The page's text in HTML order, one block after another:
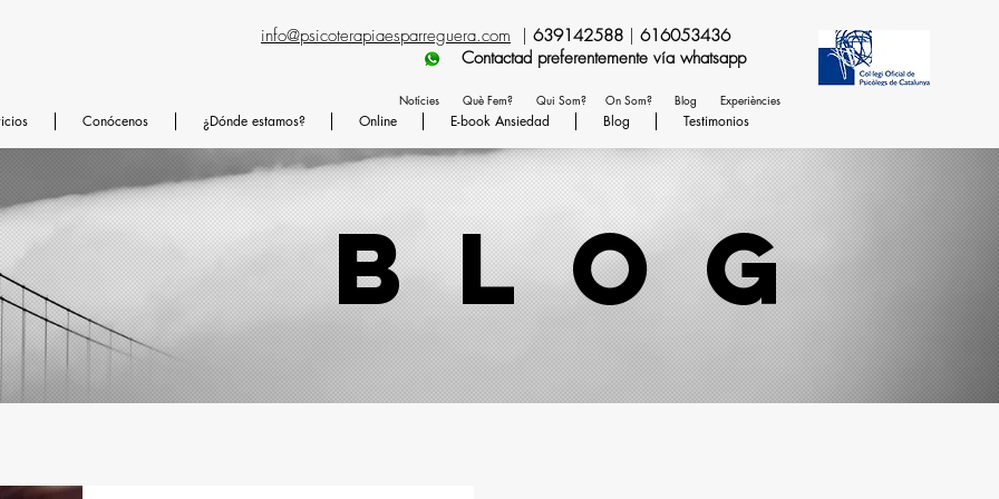
info@psicoterapiaesparreguera.com 639142588 616053436
Conócenos ¿Dónde estamos? Online E-book Ansiedad Blog Testimonios
Contactad preferentemente vía whatsapp
Notícies Què Fem? Qui Som? On Som? Blog Experiències
blog